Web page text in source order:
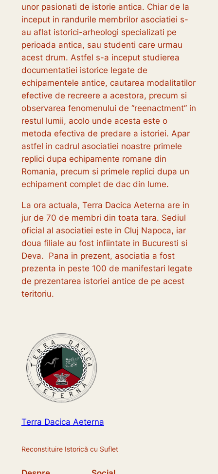
unor pasionati de istorie antica. Chiar de la
inceput in randurile membrilor asociatiei s-
au aflat istorici-arheologi specializati pe
perioada antica, sau studenti care urmau
acest drum. Astfel s-a inceput studierea
documentatiei istorice legate de
echipamentele antice, cautarea modalitatilor
efective de recreere a acestora, precum si
observarea fenomenului de “reenactment” in
restul lumii, acolo unde acesta este o
metoda efectiva de predare a istoriei. Apar
astfel in cadrul asociatiei noastre primele
replici dupa echipamente romane din
Romania, precum si primele replici dupa un
echipament complet de dac din lume.
La ora actuala, Terra Dacica Aeterna are in
jur de 70 de membri din toata tara. Sediul
oficial al asociatiei este in Cluj Napoca, iar
doua filiale au fost infiintate in Bucuresti si
Deva. Pana in prezent, asociatia a fost
prezenta in peste 100 de manifestari legate
de prezentarea istoriei antice de pe acest
teritoriu.
Terra Dacica Aeterna
Reconstituire Istorică cu Suflet